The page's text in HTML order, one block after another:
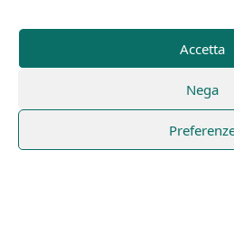
Accetta
Nega